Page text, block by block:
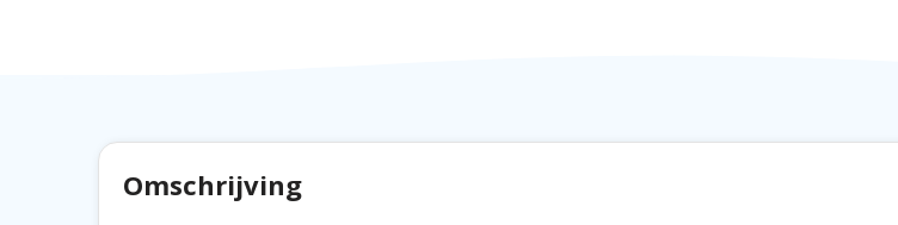
Omschrijving